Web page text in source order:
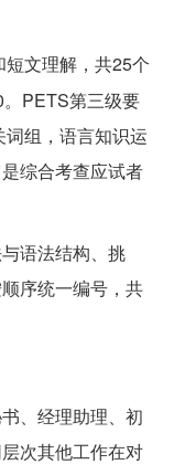
短文理解，共25个
PETS第三级要
组，语言知识运
综合考查应试者
语法结构、挑
序统一编号，共
、经理助理、初
次其他工作在对